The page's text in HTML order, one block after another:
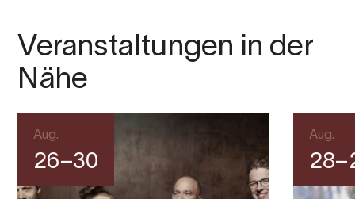
Veranstaltungen in der
Nähe
Aug.
26–30
Aug.